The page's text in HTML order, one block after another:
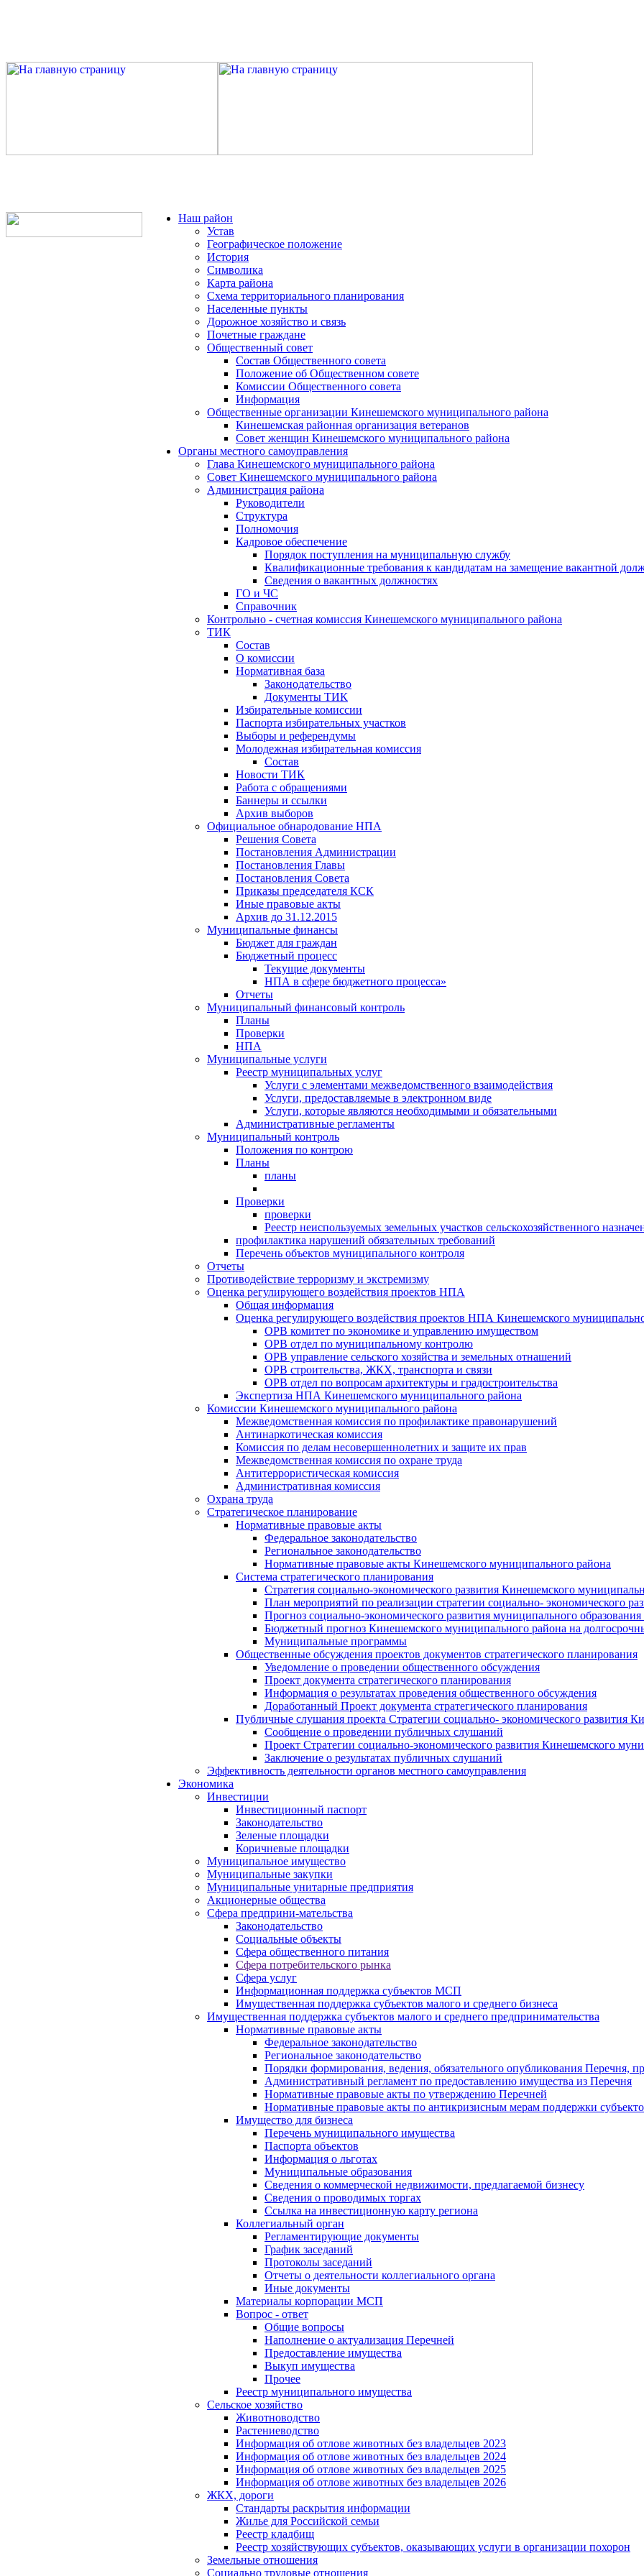
Наш район
Устав
Географическое положение
История
Символика
Карта района
Схема территориального планирования
Населенные пункты
Дорожное хозяйство и связь
Почетные граждане
Общественный совет
Состав Общественного совета
Положение об Общественном совете
Комиссии Общественного совета
Информация
Общественные организации Кинешемского муниципального района
Кинешемская районная организация ветеранов
Совет женщин Кинешемского муниципального района
Органы местного самоуправления
Глава Кинешемского муниципального района
Совет Кинешемского муниципального района
Администрация района
Руководители
Структура
Полномочия
Кадровое обеспечение
Порядок поступления на муниципальную службу
Квалификационные требования к кандидатам на замещение вакантной
Сведения о вакантных должностях
ГО и ЧС
Справочник
Контрольно - счетная комиссия Кинешемского муниципального района
ТИК
Состав
О комиссии
Нормативная база
Законодательство
Документы ТИК
Избирательные комиссии
Паспорта избирательных участков
Выборы и референдумы
Молодежная избирательная комиссия
Состав
Новости ТИК
Работа с обращениями
Баннеры и ссылки
Архив выборов
Официальное обнародование НПА
Решения Совета
Постановления Администрации
Постановления Главы
Постановления Совета
Приказы председателя КСК
Иные правовые акты
Архив до 31.12.2015
Муниципальные финансы
Бюджет для граждан
Бюджетный процесс
Текущие документы
НПА в сфере бюджетного процесса»
Отчеты
Муниципальный финансовый контроль
Планы
Проверки
НПА
Муниципальные услуги
Реестр муниципальных услуг
Услуги с элементами межведомственного взаимодействия
Услуги, предоставляемые в электронном виде
Услуги, которые являются необходимыми и обязательными
Административные регламенты
Муниципальный контроль
Положения по контрою
Планы
планы
Проверки
проверки
Реестр неиспользуемых земельных участков сельскохозяйственного
профилактика нарушений обязательных требований
Перечень объектов муниципального контроля
Отчеты
Противодействие терроризму и экстремизму
Оценка регулирующего воздействия проектов НПА
Общая информация
Оценка регулирующего воздействия проектов НПА Кинешемского
ОРВ комитет по экономике и управлению имуществом
ОРВ отдел по муниципальному контролю
ОРВ управление сельского хозяйства и земельных отнашений
ОРВ строительства, ЖКХ, транспорта и связи
ОРВ отдел по вопросам архитектуры и градостроительства
Экспертиза НПА Кинешемского муниципального района
Комиссии Кинешемского муниципального района
Межведомственная комиссия по профилактике правонарушений
Антинаркотическая комиссия
Комиссия по делам несовершеннолетних и защите их прав
Межведомственная комиссия по охране труда
Антитеррористическая комиссия
Административная комиссия
Охрана труда
Стратегическое планирование
Нормативные правовые акты
Федеральное законодательство
Региональное законодательство
Нормативные правовые акты Кинешемского муниципального района
Система стратегического планирования
Стратегия социально-экономического развития Кинешемского
План мероприятий по реализации стратегии социально- экономического
Прогноз социально-экономического развития муниципального
Бюджетный прогноз Кинешемского муниципального района на
Муниципальные программы
Общественные обсуждения проектов документов стратегического планирования
Уведомление о проведении общественного обсуждения
Проект документа стратегического планирования
Информация о результатах проведения общественного обсуждения
Доработанный Проект документа стратегического планирования
Публичные слушания проекта Стратегии социально- экономического развития
Сообщение о проведении публичных слушаний
Проект Стратегии социально-экономического развития Кинешемского
Заключение о результатах публичных слушаний
Эффективность деятельности органов местного самоуправления
Экономика
Инвестиции
Инвестиционный паспорт
Законодательство
Зеленые площадки
Коричневые площадки
Муниципальное имущество
Муниципальные закупки
Муниципальные унитарные предприятия
Акционерные общества
Сфера предприни-мательства
Законодательство
Социальные объекты
Сфера общественного питания
Сфера потребительского рынка
Сфера услуг
Информационная поддержка субъектов МСП
Имущественная поддержка субъектов малого и среднего бизнеса
Имущественная поддержка субъектов малого и среднего предпринимательства
Нормативные правовые акты
Федеральное законодательство
Региональное законодательство
Порядки формирования, ведения, обязательного опубликования Перечня,
Административный регламент по предоставлению имущества из Перечня
Нормативные правовые акты по утверждению Перечней
Нормативные правовые акты по антикризисным мерам поддержки
Имущество для бизнеса
Перечень муниципального имущества
Паспорта объектов
Информация о льготах
Муниципальные образования
Сведения о коммерческой недвижимости, предлагаемой бизнесу
Сведения о проводимых торгах
Ссылка на инвестиционную карту региона
Коллегиальный орган
Регламентирующие документы
График заседаний
Протоколы заседаний
Отчеты о деятельности коллегиального органа
Иные документы
Материалы корпорации МСП
Вопрос - ответ
Общие вопросы
Наполнение о актуализация Перечней
Предоставление имущества
Выкуп имущества
Прочее
Реестр муниципального имущества
Сельское хозяйство
Животноводство
Растениеводство
Информация об отлове животных без владельцев 2023
Информация об отлове животных без владельцев 2024
Информация об отлове животных без владельцев 2025
Информация об отлове животных без владельцев 2026
ЖКХ, дороги
Стандарты раскрытия информации
Жилье для Российской семьи
Реестр кладбищ
Реестр хозяйствующих субъектов, оказывающих услуги в организации похорон
Земельные отношения
Социально трудовые отношения